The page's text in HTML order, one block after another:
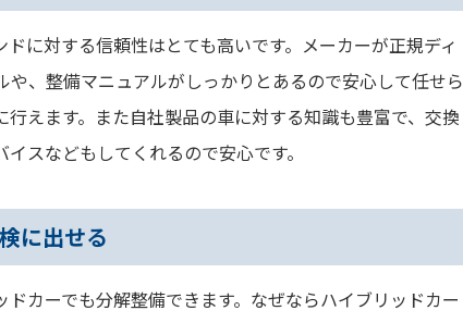
に対する信頼性はとても高いです。メーカーが正規ディ
、整備マニュアルがしっかりとあるので安心して任せら
えます。また自社製品の車に対する知識も豊富で、交換
スなどもしてくれるので安心です。
に出せる
カーでも分解整備できます。なぜならハイブリッドカー